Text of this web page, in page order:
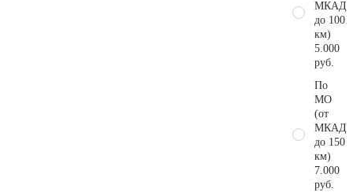
МКАД
до 100
км)
5.000
руб.
По
МО
(от
МКАД
до 150
км)
7.000
руб.